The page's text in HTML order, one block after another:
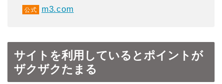
公式 m3.com
サイトを利用しているとポイントが
ザクザクたまる